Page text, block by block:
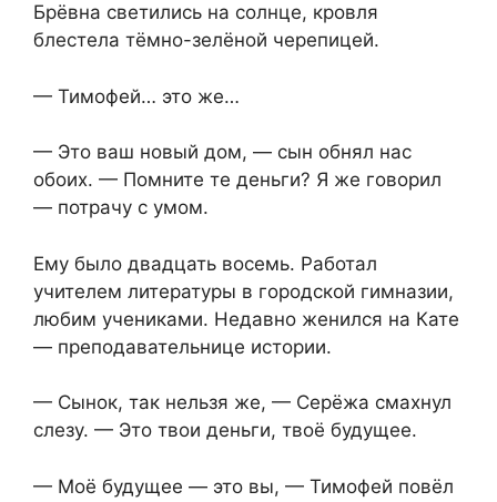
Брёвна светились на солнце, кровля
блестела тёмно-зелёной черепицей.
— Тимофей… это же…
— Это ваш новый дом, — сын обнял нас
обоих. — Помните те деньги? Я же говорил
— потрачу с умом.
Ему было двадцать восемь. Работал
учителем литературы в городской гимназии,
любим учениками. Недавно женился на Кате
— преподавательнице истории.
— Сынок, так нельзя же, — Серёжа смахнул
слезу. — Это твои деньги, твоё будущее.
— Моё будущее — это вы, — Тимофей повёл